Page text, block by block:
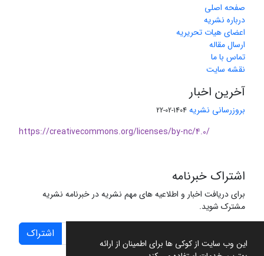
این وب سایت از کوکی ها برای اطمینان از ارائه
صفحه اصلی
درباره نشریه
اعضای هیات تحریریه
ارسال مقاله
تماس با ما
نقشه سایت
آخرین اخبار
بروزرسانی نشریه 1404-02-22
https://creativecommons.org/licenses/by-nc/4.0/
اشتراک خبرنامه
برای دریافت اخبار و اطلاعیه های مهم نشریه در خبرنامه نشریه
مشترک شوید.
اشتراک